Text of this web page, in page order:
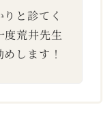
と診てく
度荒井先生
します！